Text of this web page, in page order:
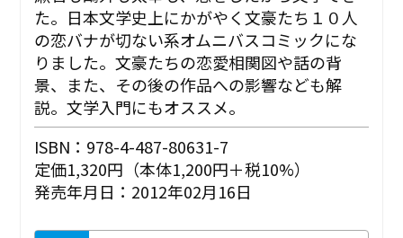
た。日本文学史上にかがやく文豪たち１０人
の恋バナが切ない系オムニバスコミックにな
りました。文豪たちの恋愛相関図や話の背
景、また、その後の作品への影響なども解
説。文学入門にもオススメ。
ISBN：978-4-487-80631-7
定価1,320円（本体1,200円＋税10%）
発売年月日：2012年02月16日